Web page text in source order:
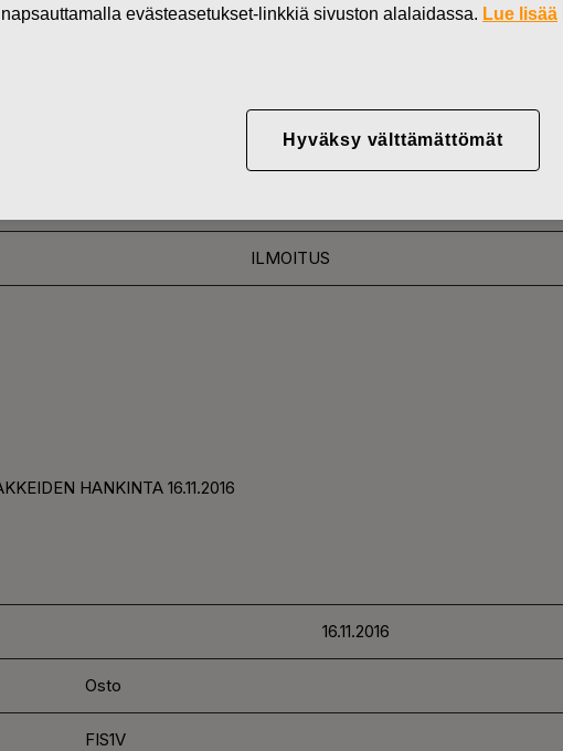
ILMOITUS
HANKINTA 16.11.2016
16.11.2016
Osto
FIS1V
evästeasetukset-linkkiä sivuston alalaidassa. Lue lisää
Hyväksy välttämättömät